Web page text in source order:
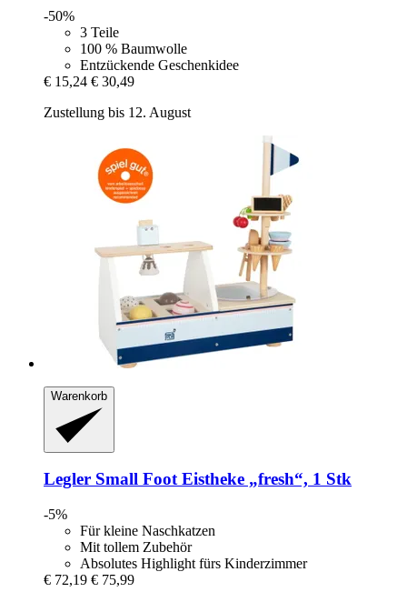
-50%
3 Teile
100 % Baumwolle
Entzückende Geschenkidee
€ 15,24 € 30,49
Zustellung bis 12. August
Warenkorb
Legler Small FootEistheke „fresh“, 1 Stk
-5%
Für kleine Naschkatzen
Mit tollem Zubehör
Absolutes Highlight fürs Kinderzimmer
€ 72,19 € 75,99